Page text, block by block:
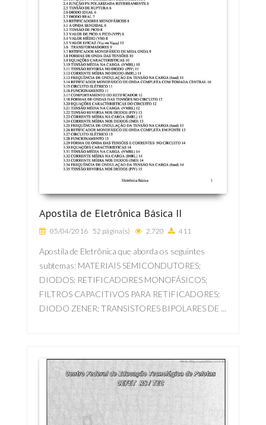
Apostila de Eletrônica Básica II
05/04/2016 52 página(s) 2.720 411
Apostila de Eletrônica que aborda os seguintes
subtemas: MATERIAIS SEMICONDUTORES;
DIODOS; RETIFICADORES MONOFÁSICOS;
FILTROS CAPACITIVOS PARA RETIFICADORES;
DIODO ZENER; TRANSISTORES BIPOLARES DE ...